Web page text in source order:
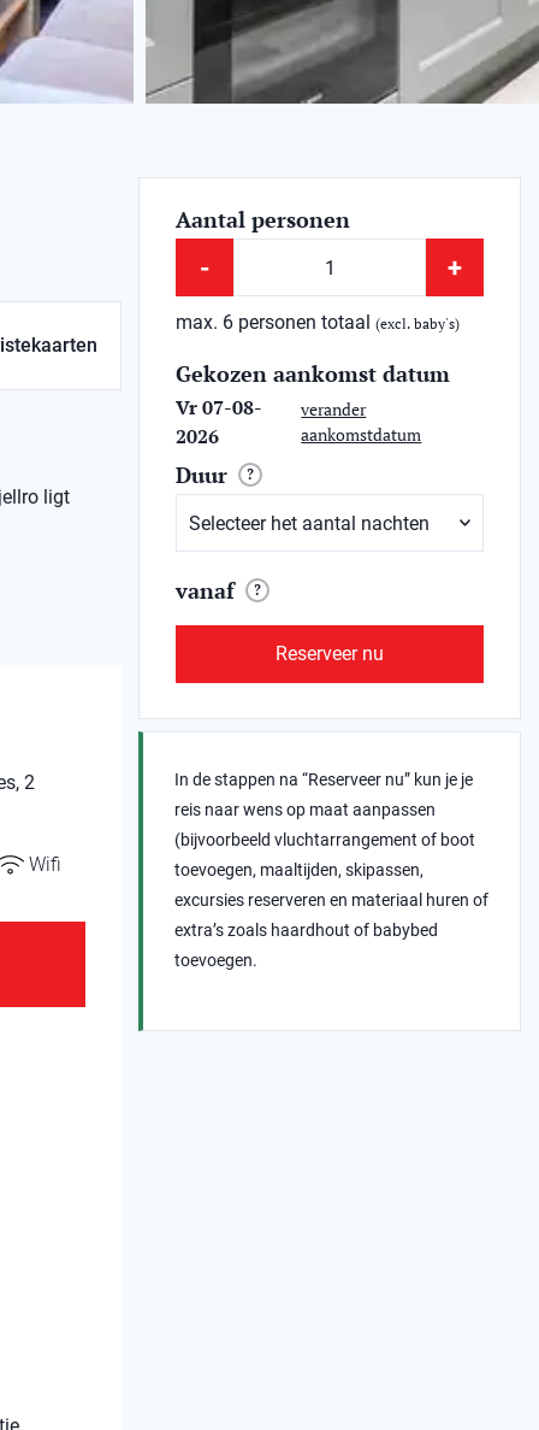
ligt
2
Wifi
Aantal personen
- +
max. 6 personen totaal(excl. baby's)
Gekozen aankomst datum
Vr 07-08-
2026
verander
aankomstdatum
Duur ?
vanaf ?
Reserveer nu
In de stappen na “Reserveer nu” kun je je
reis naar wens op maat aanpassen
(bijvoorbeeld vluchtarrangement of boot
toevoegen, maaltijden, skipassen,
excursies reserveren en materiaal huren of
extra’s zoals haardhout of babybed
toevoegen.